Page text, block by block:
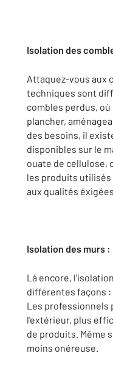
Isolation des
Attaquez-vous aux
techniques sont
combles perdus,
plancher,
des besoins, il
disponibles sur le
ouate de cellulose,
les produits
aux qualités
Isolation des murs :
Là encore,
différentes façons :
Les professionnels
l'extérieur, plus
de produits. Même
moins onéreuse.